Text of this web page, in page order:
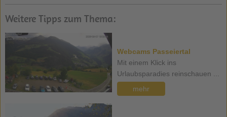
Weitere Tipps zum Thema:
Webcams Passeiertal
Mit einem Klick ins
Urlaubsparadies reinschauen ...
mehr